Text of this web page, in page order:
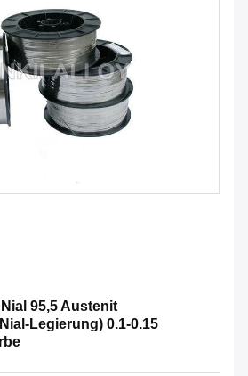
95,5 Austenit
Legierung) 0.1-0.15